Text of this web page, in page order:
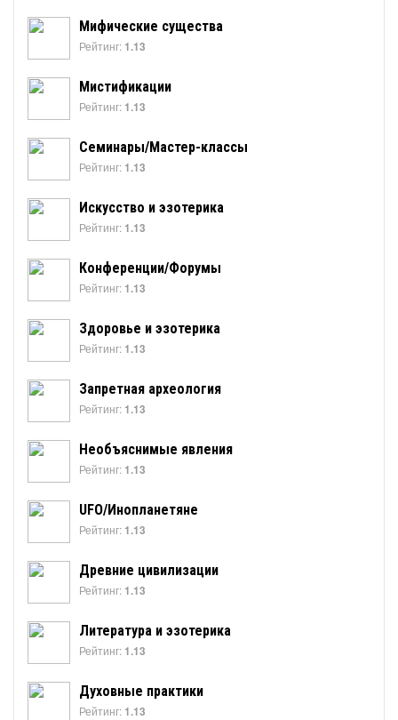
Мифические существа
Рейтинг: 1.13
Мистификации
Рейтинг: 1.13
Семинары/Мастер-классы
Рейтинг: 1.13
Искусство и эзотерика
Рейтинг: 1.13
Конференции/Форумы
Рейтинг: 1.13
Здоровье и эзотерика
Рейтинг: 1.13
Запретная археология
Рейтинг: 1.13
Необъяснимые явления
Рейтинг: 1.13
UFO/Инопланетяне
Рейтинг: 1.13
Древние цивилизации
Рейтинг: 1.13
Литература и эзотерика
Рейтинг: 1.13
Духовные практики
Рейтинг: 1.13